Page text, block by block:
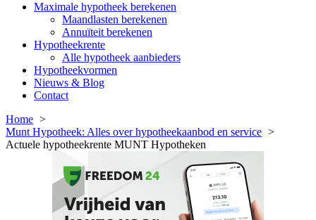
Maximale hypotheek berekenen
Maandlasten berekenen
Annuïteit berekenen
Hypotheekrente
Alle hypotheek aanbieders
Hypotheekvormen
Nieuws & Blog
Contact
Home
Munt Hypotheek: Alles over hypotheekaanbod en service
Actuele hypotheekrente MUNT Hypotheken